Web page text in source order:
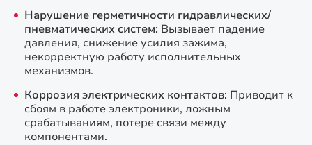
Нарушение герметичности гидравлических/
пневматических систем: Вызывает падение
давления, снижение усилия зажима,
некорректную работу исполнительных
механизмов.
Коррозия электрических контактов: Приводит к
сбоям в работе электроники, ложным
срабатываниям, потере связи между
компонентами.